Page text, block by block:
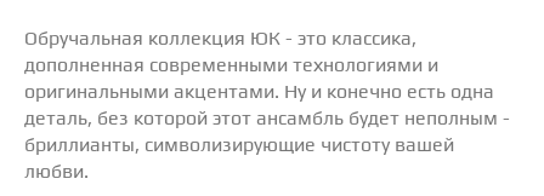
Обручальная коллекция ЮК - это классика,
дополненная современными технологиями и
оригинальными акцентами. Ну и конечно есть одна
деталь, без которой этот ансамбль будет неполным -
бриллианты, символизирующие чистоту вашей
любви.